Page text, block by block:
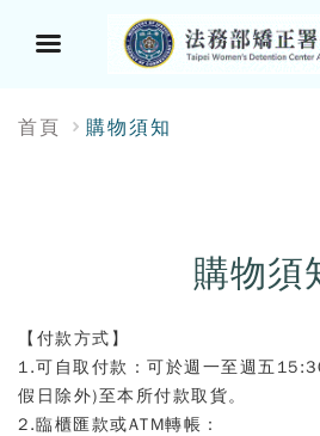
單
首頁 購物須知
購物須
【付款方式】
1.可自取付款： 可於週一至週五
假日除外)至本所付款取貨。
2.臨櫃匯款或ATM轉帳 ：